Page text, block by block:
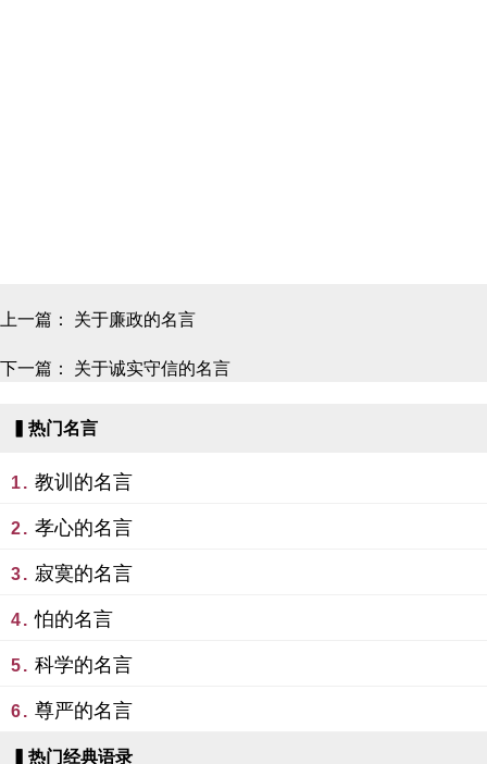
上一篇： 关于廉政的名言
下一篇： 关于诚实守信的名言
▍热门名言
1. 教训的名言
2. 孝心的名言
3. 寂寞的名言
4. 怕的名言
5. 科学的名言
6. 尊严的名言
▍热门经典语录